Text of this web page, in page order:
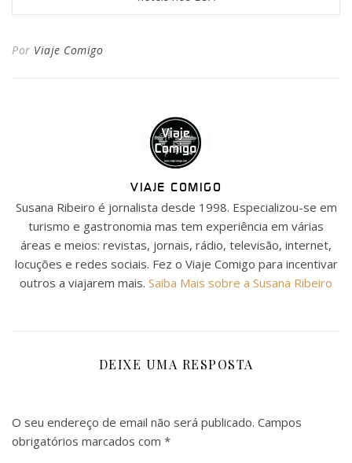
Por Viaje Comigo
VIAJE COMIGO
Susana Ribeiro é jornalista desde 1998. Especializou-se em
turismo e gastronomia mas tem experiência em várias
áreas e meios: revistas, jornais, rádio, televisão, internet,
locuções e redes sociais. Fez o Viaje Comigo para incentivar
outros a viajarem mais. Saiba Mais sobre a Susana Ribeiro
DEIXE UMA RESPOSTA
O seu endereço de email não será publicado. Campos
obrigatórios marcados com *